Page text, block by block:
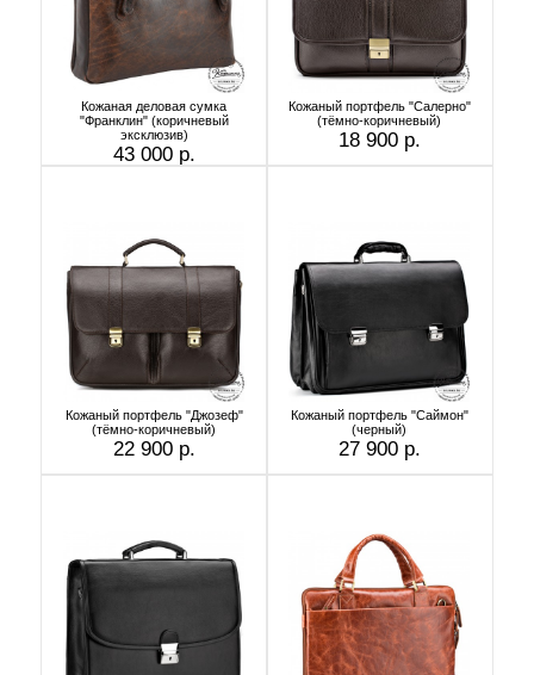
Кожаная деловая сумка
"Франклин" (коричневый
эксклюзив)
43 000 р.
Кожаный портфель "Салерно"
(тёмно-коричневый)
18 900 р.
Кожаный портфель "Джозеф"
(тёмно-коричневый)
22 900 р.
Кожаный портфель "Саймон"
(черный)
27 900 р.